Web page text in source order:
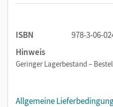
ISBN
978-3-06-
Hinweis
Geringer Lagerbestand –
Allgemeine